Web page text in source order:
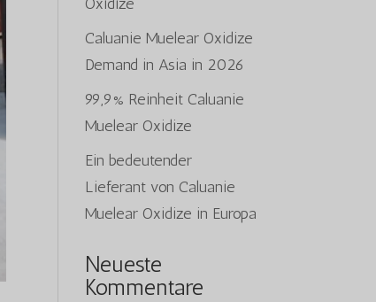
Caluanie Muelear Oxidize
Demand in Asia in 2026
99,9% Reinheit Caluanie
Muelear Oxidize
Ein bedeutender
Lieferant von Caluanie
Muelear Oxidize in Europa
Neueste
Kommentare